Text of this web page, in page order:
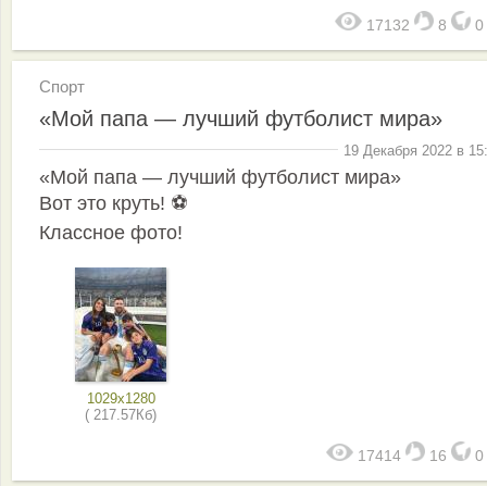
17132 8 0
Спорт
«Мой папа — лучший футболист мира»
19 Декабря 2022 в
«Мой папа — лучший футболист мира»
Вот это круть! ⚽️
Классное фото!
1029x1280
( 217.57Кб)
17414 16 0